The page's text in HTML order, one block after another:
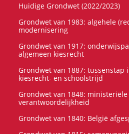
Huidige Grondwet (2022/2023)
Grondwet van 1983: algehele
modernisering
Grondwet van 1917:
algemeen kiesrecht
Grondwet van 1887: tussenstap
kiesrecht- en schoolstrijd
Grondwet van 1848: ministeriële
verantwoordelijkheid
Grondwet van 1840: België